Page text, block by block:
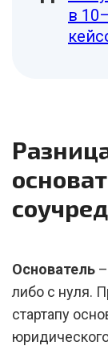
в
Основатель
либо с нуля.
стартапу